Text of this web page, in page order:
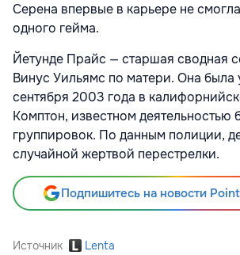
Серена впервые в карьере не
одного гейма.
Йетунде Прайс — старшая сводная
Винус Уильямс по матери. Она была
сентября 2003 года в
Комптон, известном деятельностью
группировок. По данным полиции,
случайной жертвой перестрелки.
Подпишитесь на новости
Источник Lenta